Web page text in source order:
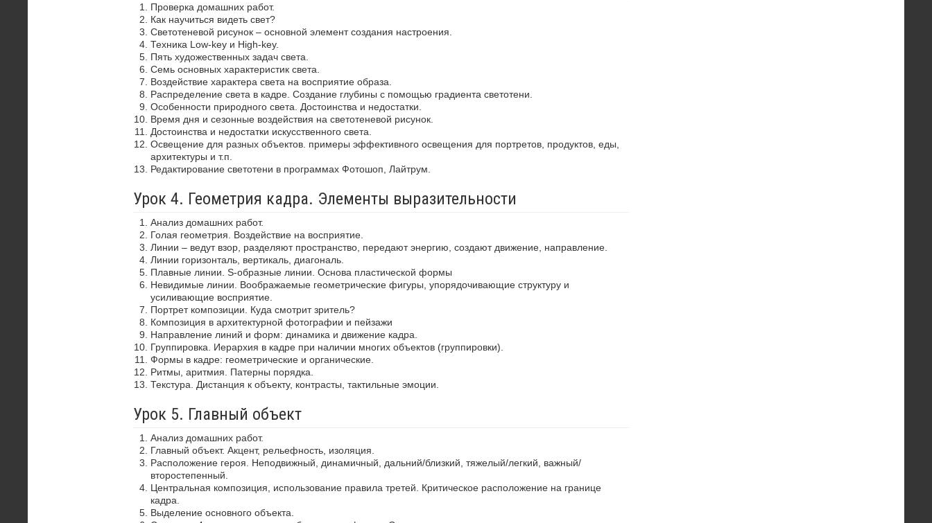
Проверка домашних работ.
Как научиться видеть свет?
Светотеневой рисунок – основной элемент создания настроения.
Техника Low-key и High-key.
Пять художественных задач света.
Семь основных характеристик света.
Воздействие характера света на восприятие образа.
Распределение света в кадре. Создание глубины с помощью градиента светотени.
Особенности природного света. Достоинства и недостатки.
Время дня и сезонные воздействия на светотеневой рисунок.
Достоинства и недостатки искусственного света.
Освещение для разных объектов. примеры эффективного освещения для портретов, продуктов, еды,
архитектуры и т.п.
Редактирование светотени в программах Фотошоп, Лайтрум.
Урок 4. Геометрия кадра. Элементы выразительности
Анализ домашних работ.
Голая геометрия. Воздействие на восприятие.
Линии – ведут взор, разделяют пространство, передают энергию, создают движение, направление.
Линии горизонталь, вертикаль, диагональ.
Плавные линии. S-образные линии. Основа пластической формы
Невидимые линии. Воображаемые геометрические фигуры, упорядочивающие структуру и
усиливающие восприятие.
Портрет композиции. Куда смотрит зритель?
Композиция в архитектурной фотографии и пейзажи
Направление линий и форм: динамика и движение кадра.
Группировка. Иерархия в кадре при наличии многих объектов (группировки).
Формы в кадре: геометрические и органические.
Ритмы, аритмия. Патерны порядка.
Текстура. Дистанция к объекту, контрасты, тактильные эмоции.
Урок 5. Главный объект
Анализ домашних работ.
Главный объект. Акцент, рельефность, изоляция.
Расположение героя. Неподвижный, динамичный, дальний/близкий, тяжелый/легкий, важный/
второстепенный.
Центральная композиция, использование правила третей. Критическое расположение на границе
кадра.
Выделение основного объекта.